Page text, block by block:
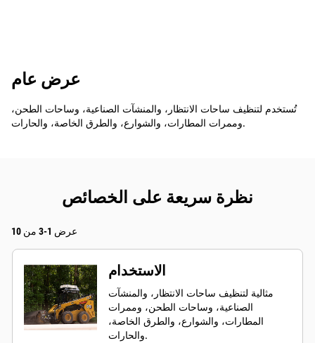
عرض عام
تُستخدم لتنظيف ساحات الانتظار، والمنشآت الصناعية، وساحات الطحن،
وممرات المطارات، والشوارع، والطرق الخاصة، والحارات.
نظرة سريعة على الخصائص
عرض 1-3 من 10
الاستخدام
مثالية لتنظيف ساحات الانتظار، والمنشآت
الصناعية، وساحات الطحن، وممرات
المطارات، والشوارع، والطرق الخاصة،
والحارات.